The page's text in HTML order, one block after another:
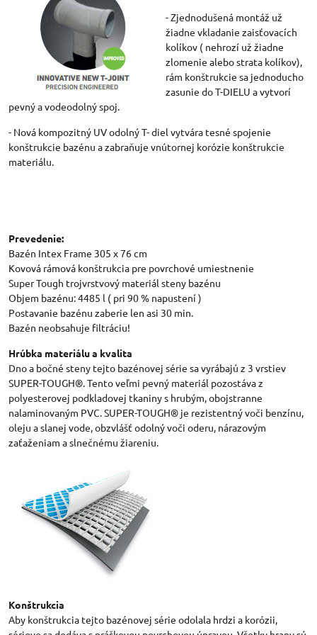
- Zjednodušená montáž už
žiadne vkladanie zaisťovacích
kolíkov ( nehrozí už žiadne
zlomenie alebo strata kolíkov),
rám konštrukcie sa jednoducho
zasunie do T-DIELU a vytvorí
pevný a vodeodolný spoj.
- Nová kompozitný UV odolný T- diel vytvára tesné spojenie
konštrukcie bazénu a zabraňuje vnútornej korózie konštrukcie
materiálu.
Prevedenie:
Bazén Intex Frame 305 x 76 cm
Kovová rámová konštrukcia pre povrchové umiestnenie
Super Tough trojvrstvový materiál steny bazénu
Objem bazénu: 4485 l ( pri 90 % napustení )
Postavanie bazénu zaberie len asi 30 min.
Bazén neobsahuje filtráciu!
Hrúbka materiálu a kvalita
Dno a bočné steny tejto bazénovej série sa vyrábajú z 3 vrstiev
SUPER-TOUGH®. Tento veľmi pevný materiál pozostáva z
polyesterovej podkladovej tkaniny s hrubým, obojstranne
nalaminovaným PVC. SUPER-TOUGH® je rezistentný voči benzínu,
oleju a slanej vode, obzvlášť odolný voči oderu, nárazovým
zaťaženiam a slnečnému žiareniu.
Konštrukcia
Aby konštrukcia tejto bazénovej série odolala hrdzi a korózii,